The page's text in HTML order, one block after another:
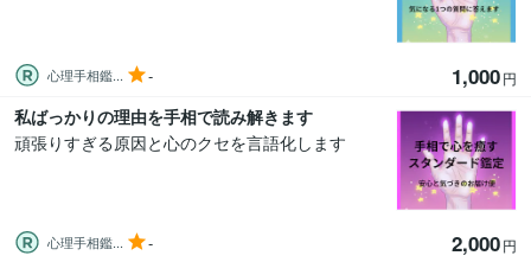
心理手相鑑... - 1,000円
私ばっかりの理由を手相で読み解きます
頑張りすぎる原因と心のクセを言語化します
心理手相鑑... - 2,000円